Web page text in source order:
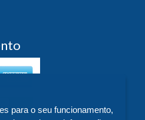
para o seu funcionamento,